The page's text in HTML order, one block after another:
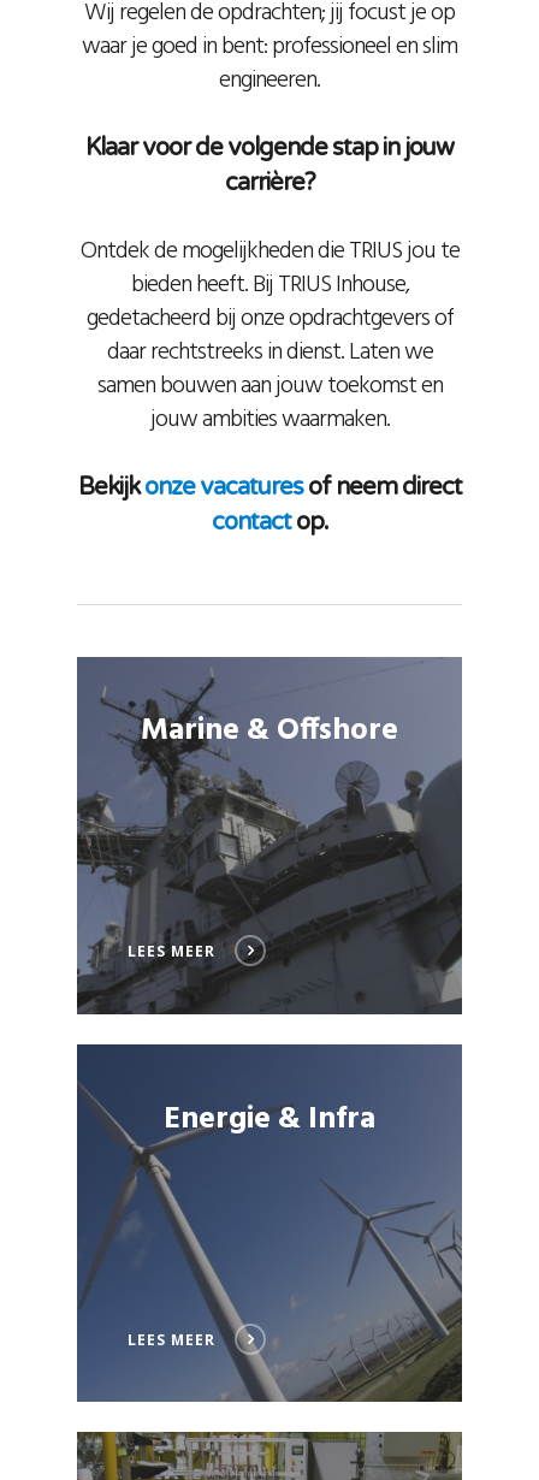
Wij regelen de opdrachten; jij focust je op
waar je goed in bent: professioneel en slim
engineeren.
Klaar voor de volgende stap in jouw
carrière?
Ontdek de mogelijkheden die TRIUS jou te
bieden heeft. Bij TRIUS Inhouse,
gedetacheerd bij onze opdrachtgevers of
daar rechtstreeks in dienst. Laten we
samen bouwen aan jouw toekomst en
jouw ambities waarmaken.
Bekijkonze vacaturesof neem direct
contactop.
Marine & Offshore
LEES MEER
Energie & Infra
LEES MEER